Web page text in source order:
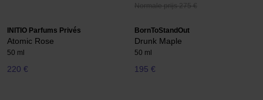
Normale prijs 275 €
INITIO Parfums Privés
Atomic Rose
50 ml
220 €
BornToStandOut
Drunk Maple
50 ml
195 €